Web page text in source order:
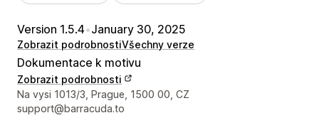
Version 1.5.4•January 30, 2025
Zobrazit podrobnostiVšechny verze
Dokumentace k motivu
Zobrazit podrobnosti
Kontaktní údaje designéra
Na vysi 1013/3, Prague, 1500 00, CZ
support@barracuda.to